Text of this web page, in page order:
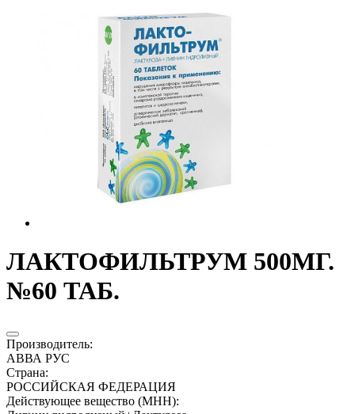
ЛАКТОФИЛЬТРУМ 500МГ.
№60 ТАБ.
Производитель:
АВВА РУС
Страна:
РОССИЙСКАЯ ФЕДЕРАЦИЯ
Действующее вещество (МНН):